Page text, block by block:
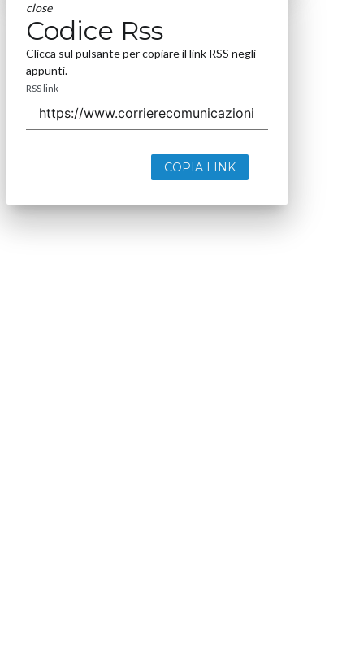
close
Codice Rss
Clicca sul pulsante per copiare il link RSS negli
appunti.
RSS link
COPIA LINK